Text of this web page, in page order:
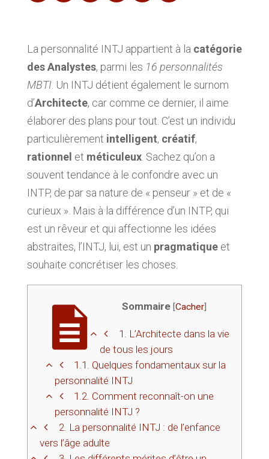
La personnalité INTJ appartient à la catégorie
des Analystes, parmi les 16 personnalités
MBTI. Un INTJ détient également le surnom
d’Architecte, car comme ce dernier, il aime
élaborer des plans pour tout. C’est un individu
particulièrement intelligent, créatif,
rationnel et méticuleux. Sachez qu’on a
souvent tendance à le confondre avec un
INTP, de par sa nature de « penseur » et de «
curieux ». Mais à la différence d’un INTP, qui
est un rêveur et qui affectionne les idées
abstraites, l’INTJ, lui, est un pragmatiqueet
souhaite concrétiser les choses.
Sommaire [Cacher]
1. L’Architecte dans la vie
de tous les jours
1.1. Quelques fondamentaux sur la
personnalité INTJ
1.2. Comment reconnaît-on une
personnalité INTJ ?
2. La personnalité INTJ : de l’enfance
vers l’âge adulte